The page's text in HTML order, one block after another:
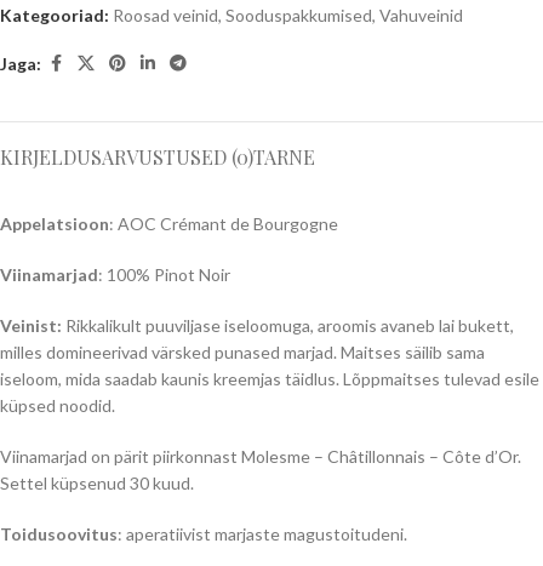
Kategooriad: Roosad veinid, Sooduspakkumised, Vahuveinid
Jaga:
KIRJELDUSARVUSTUSED (0)TARNE
Appelatsioon: AOC Crémant de Bourgogne
Viinamarjad: 100% Pinot Noir
Veinist: Rikkalikult puuviljase iseloomuga, aroomis avaneb lai bukett,
milles domineerivad värsked punased marjad. Maitses säilib sama
iseloom, mida saadab kaunis kreemjas täidlus. Lõppmaitses tulevad esile
küpsed noodid.
Viinamarjad on pärit piirkonnast Molesme – Châtillonnais – Côte d’Or.
Settel küpsenud 30 kuud.
Toidusoovitus: aperatiivist marjaste magustoitudeni.